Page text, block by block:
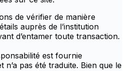
de vérifier de manière
auprès de l’institution
d’entamer toute transaction.
est fournie
n’a pas été traduite. Bien que le